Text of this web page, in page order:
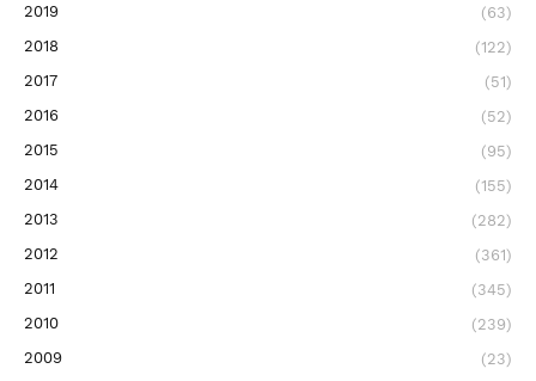
2019
(63)
2018
(122)
2017
(51)
2016
(52)
2015
(95)
2014
(155)
2013
(282)
2012
(361)
2011
(345)
2010
(239)
2009
(23)